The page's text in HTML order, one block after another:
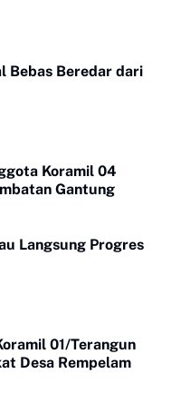
Bebas Beredar dari
Koramil 04
Gantung
Langsung Progres
01/Terangun
Desa Rempelam